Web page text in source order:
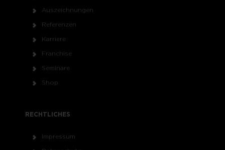
Auszeichnungen
Referenzen
Karriere
Franchise
Seminare
Shop
RECHTLICHES
Impressum